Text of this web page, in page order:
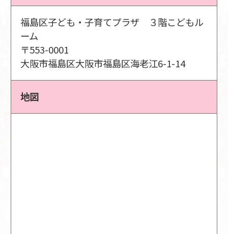
福島区子ども・子育てプラザ ３階こどもル
ーム
〒553-0001
大阪市福島区大阪市福島区海老江6-1-14
地図